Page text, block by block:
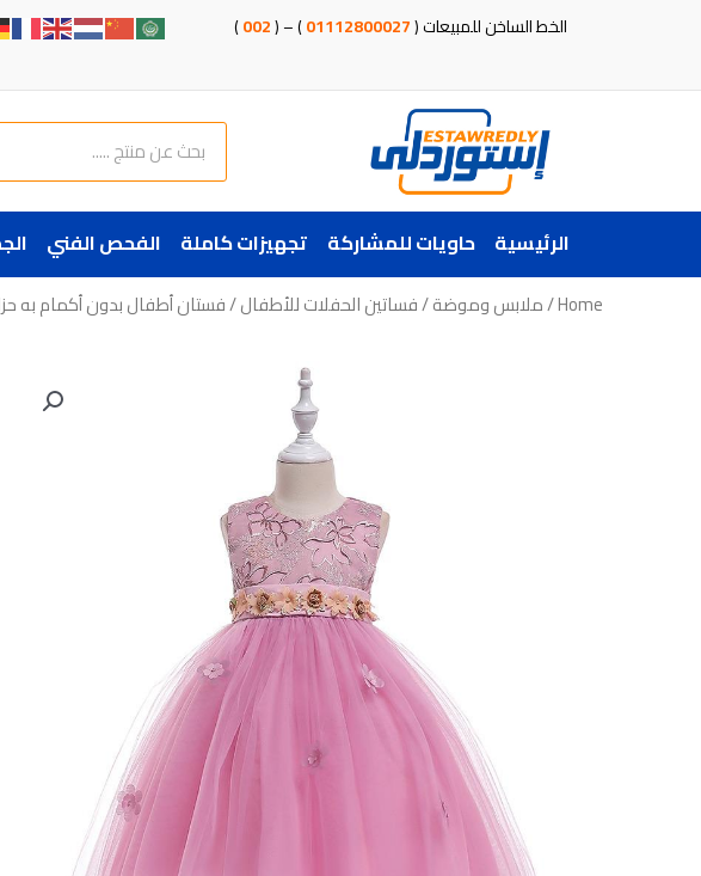
الخط الساخن للمبيعات (01112800027
) – (
002
)
Search
الرئيسية حاويات للمشاركة تجهيزات كاملة الفحص الفني
Home
/ملابس وموضة/فساتين الحفلات للأطفال/ فستان أطفال بدون أكمام به